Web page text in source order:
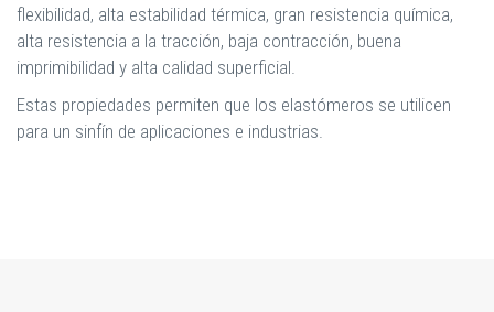
flexibilidad, alta estabilidad térmica, gran resistencia química,
alta resistencia a la tracción, baja contracción, buena
imprimibilidad y alta calidad superficial.
Estas propiedades permiten que los elastómeros se utilicen
para un sinfín de aplicaciones e industrias.